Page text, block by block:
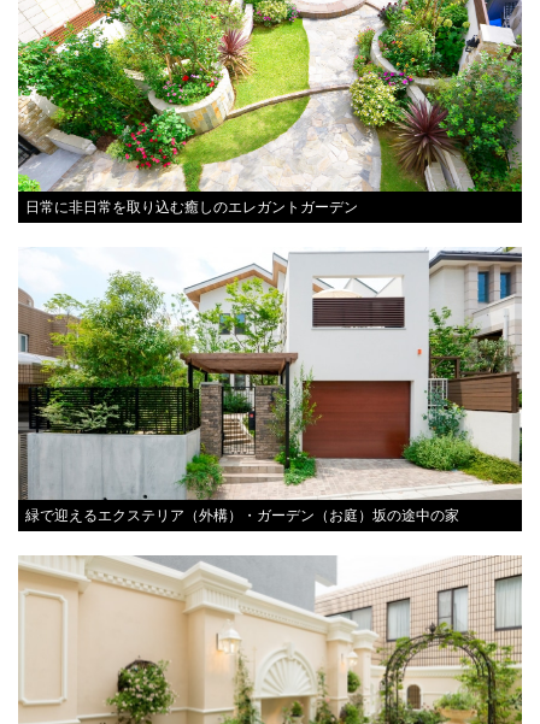
南北に走る東日本旅客鉄道（JR東日本）京浜東北線、宇都宮線・高崎線、湘
南新宿ラインを挟み、西側の地区（国鉄大宮操車場跡地周辺、同市中央区新
都心）と東側の地区（片倉工業大宮製作所跡地周辺、さいたま市大宮区吉敷
町四丁目）に分かれている。
西側地区には「さいたまスーパーアリーナ」・「けやきひろば」や、官民の
高層ビルが立地する。「さいたま新都心合同庁舎」には、政府機関（中央官
庁）の関東地方を管轄とするほとんどの出先機関（各省庁の地方支分部
局）、ならびに甲信越地方を管轄とする一部の出先機関が設置されている。
についての詳細はコクーンシティも参照）。
現在の「埼玉県さいたま市中央区新都心」とされている場所は、さいたま市
が成立する以前は合併以前の旧浦和市、旧大宮市、旧与野市が入り組んでお
り、新都心街びらき後も、2003年（平成15年）の政令指定都市移行までは上
木崎一丁目、北袋町一丁目、吉敷町二丁目、錦町、上落合一丁目および大字
上落合の各一部であった。
さいたま市の政令指定都市移行に伴い区が設置され、京浜東北線、宇都宮
線・高崎線、湘南新宿ラインより西側の全区域が旧与野市域とともに中央区
に編入され、東側は大宮区となった。また同時に、旧市の町名が混在してい
た西側地区が「さいたま市中央区新都心」に統一された。
日常に非日常を取り込む癒しのエレガントガーデン
緑で迎えるエクステリア（外構）・ガーデン（お庭）坂の途中の家